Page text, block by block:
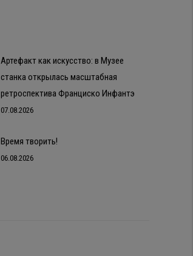
Артефакт как искусство: в Музее
станка открылась масштабная
ретроспектива Франциско Инфантэ
07.08.2026
Время творить!
06.08.2026